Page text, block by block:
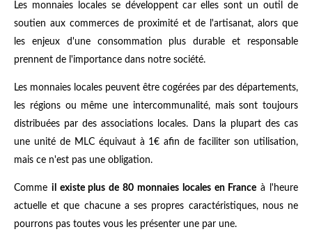
Les monnaies locales se développent car elles sont un outil de
soutien aux commerces de proximité et de l'artisanat, alors que
les enjeux d'une consommation plus durable et responsable
prennent de l'importance dans notre société.
Les monnaies locales peuvent être cogérées par des départements,
les régions ou même une intercommunalité, mais sont toujours
distribuées par des associations locales. Dans la plupart des cas
une unité de MLC équivaut à 1€ afin de faciliter son utilisation,
mais ce n'est pas une obligation.
Comme il existe plus de 80 monnaies locales en France à l'heure
actuelle et que chacune a ses propres caractéristiques, nous ne
pourrons pas toutes vous les présenter une par une.